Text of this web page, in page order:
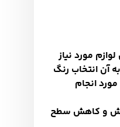
مورد نیاز
آن انتخاب رنگ
انجام
و کاهش سطح